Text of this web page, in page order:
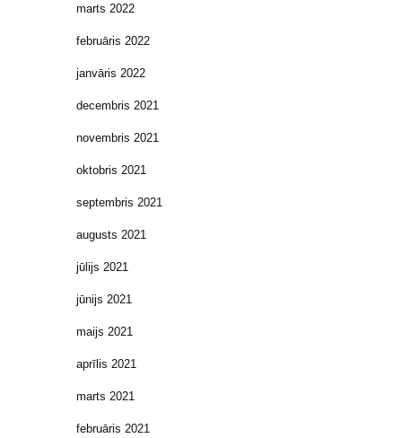
marts 2022
februāris 2022
janvāris 2022
decembris 2021
novembris 2021
oktobris 2021
septembris 2021
augusts 2021
jūlijs 2021
jūnijs 2021
maijs 2021
aprīlis 2021
marts 2021
februāris 2021